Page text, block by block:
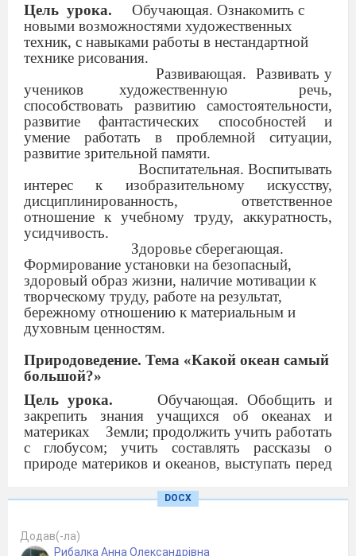
Цель урока.
Обучающая. Ознакомить с
новыми возможностями художественных
техник, с навыками работы в нестандартной
технике рисования.
Развивающая.
Развивать у
учеников художественную
речь,
способствовать развитию самостоятельности,
развитие фантастических способностей и
умение работать в проблемной ситуации,
развитие зрительной памяти.
Воспитательная. Воспитывать
интерес к изобразительному искусству,
дисциплинированность, ответственное
отношение к учебному труду, аккуратность,
усидчивость.
Здоровье сберегающая.
Формирование установки на безопасный,
здоровый образ жизни, наличие мотивации к
творческому труду, работе на результат,
бережному отношению к материальным и
духовным ценностям.
Природоведение. Тема «Какой океан самый
большой?»
Цель урока.
Обучающая. Обобщить и
закрепить знания учащихся об океанах и
материках
Земли; продолжить учить работать
с глобусом; учить составлять рассказы о
природе материков и океанов, выступать перед
сформировать у учащихся представление об
особенностях Тихого океана.
познавательный интерес к изучению
DOCX
Додав(-ла)
Рибалка Анна Олександрівна